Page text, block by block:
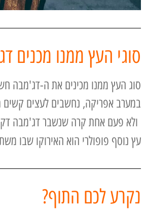
סוגי העץ ממנו מכנים
סוג העץ ממנו מכינים את ה-דג'מבה
במערב אפריקה, נחשבים לעצים קשים
ולא פעם אחת קרה שנשבר דג'מבה
עץ נוסף פופולרי הוא האירוקו שבו
נקרע לכם התוף?